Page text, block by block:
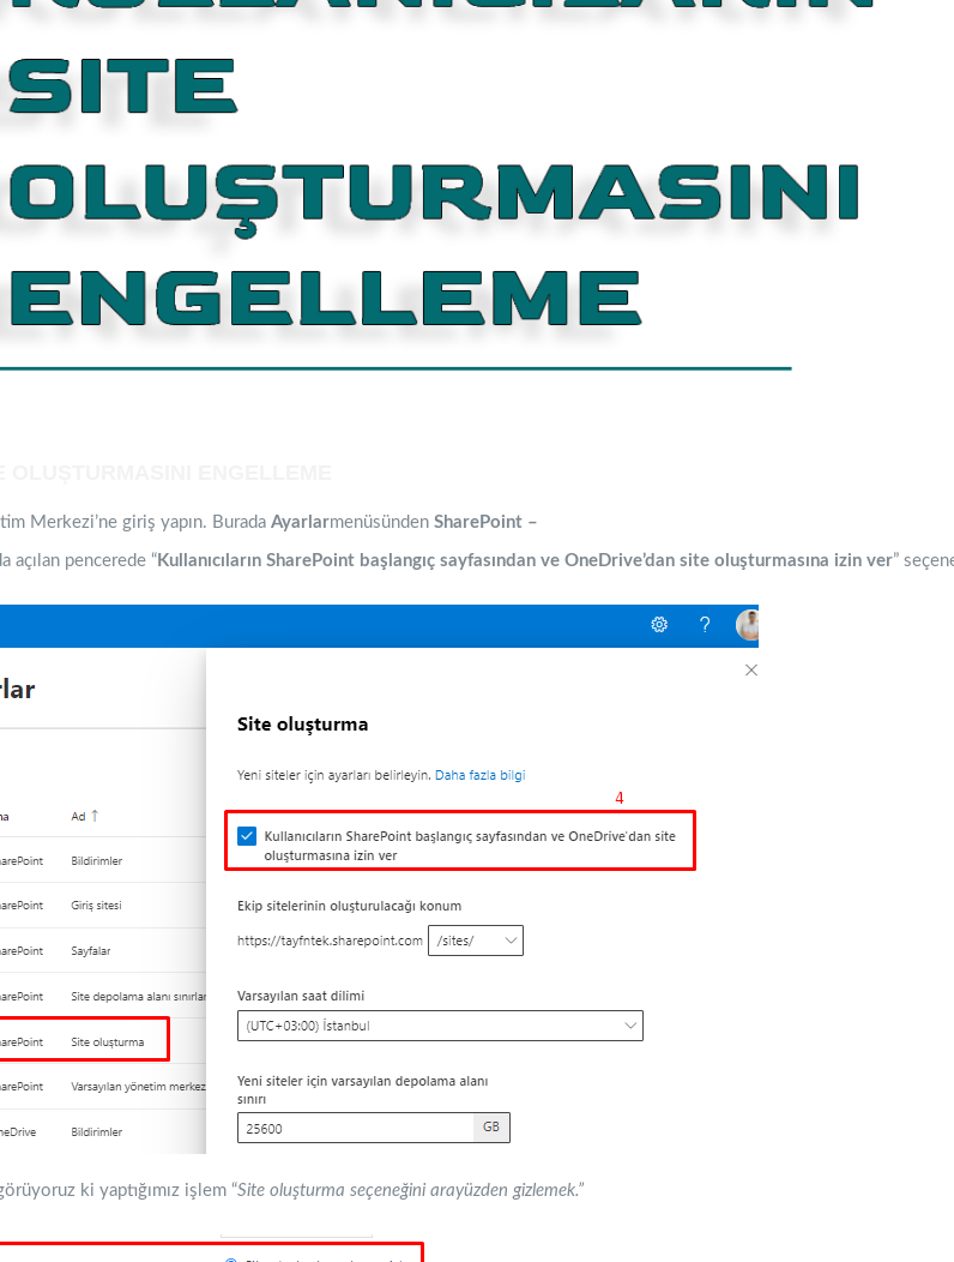
Merkezi’ne giriş yapın. Burada Ayarlarmenüsünden SharePoint –
açılan pencerede “Kullanıcıların SharePoint başlangıç sayfasından ve OneDrive’dan site oluşturmasına izin ver”
ki yaptığımız işlem “Site oluşturma seçeneğini arayüzden gizlemek.”